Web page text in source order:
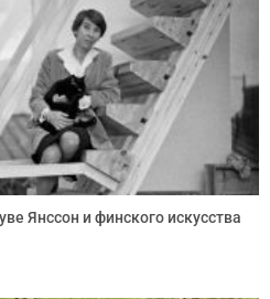
Янссон и финского искусства